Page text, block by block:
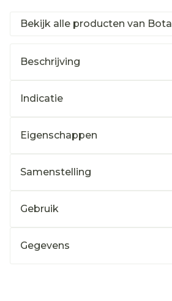
Bekijk alle producten van Bota
Beschrijving
Indicatie
Eigenschappen
Samenstelling
Gebruik
Gegevens